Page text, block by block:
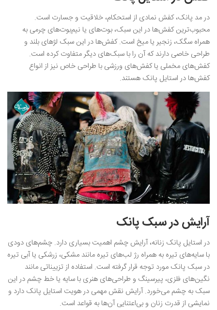
در مد پانک، کفش نمادی از استحکام، خلاقیت و جسارت است.
محبوب‌ترین کفش‌ها در این سبک، بوت‌های یا نیم‌بوت‌های چرمی به
همراه سگک، زنجیر یا میخ است. کفش‌ها در این سبک لژهای بلند و
طراحی خاصی دارند که آن را با سبک‌های دیگر متفاوت کرده است.
کفش‌های مخملی یا کفش‌های ورزشی با طراحی خاص نیز از انواع
کفش‌ها در استایل پانک هستند.
آرایش در سبک پانک
در استایل پانک زنانه، آرایش چشم اهمیت بسیاری دارد. چشم‌های دودی
با سایه‌های تیره به همراه رژ لب‌های تیره مانند مشکی، زرشکی یا آبی تیره
در سبک پانک مورد توجه قرار گرفته است. استفاده از تزییناتی مانند
نگین‌های فلزی، پیرسینگ و طراحی‌های هنری با سایه یا خط چشم در این
سبک به چشم می‌خورد. آرایش نقش مهمی در هویت استایل پانک دارد و
نمایشی از قدرت زنان و بی‌اعتنایی آن‌ها به قواعد است.